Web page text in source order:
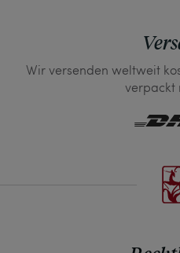
Wir versenden weltweit
verpackt